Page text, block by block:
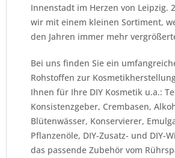
Innenstadt im Herzen von Leipzig.
wir mit einem kleinen Sortiment,
den Jahren immer mehr
Bei uns finden Sie ein
Rohstoffen zur
Ihnen für Ihre DIY Kosmetik u.a.:
Konsistenzgeber, Crembasen,
Blütenwässer, Konservierer,
Pflanzenöle, DIY-Zusatz- und DIY-
das passende Zubehör vom